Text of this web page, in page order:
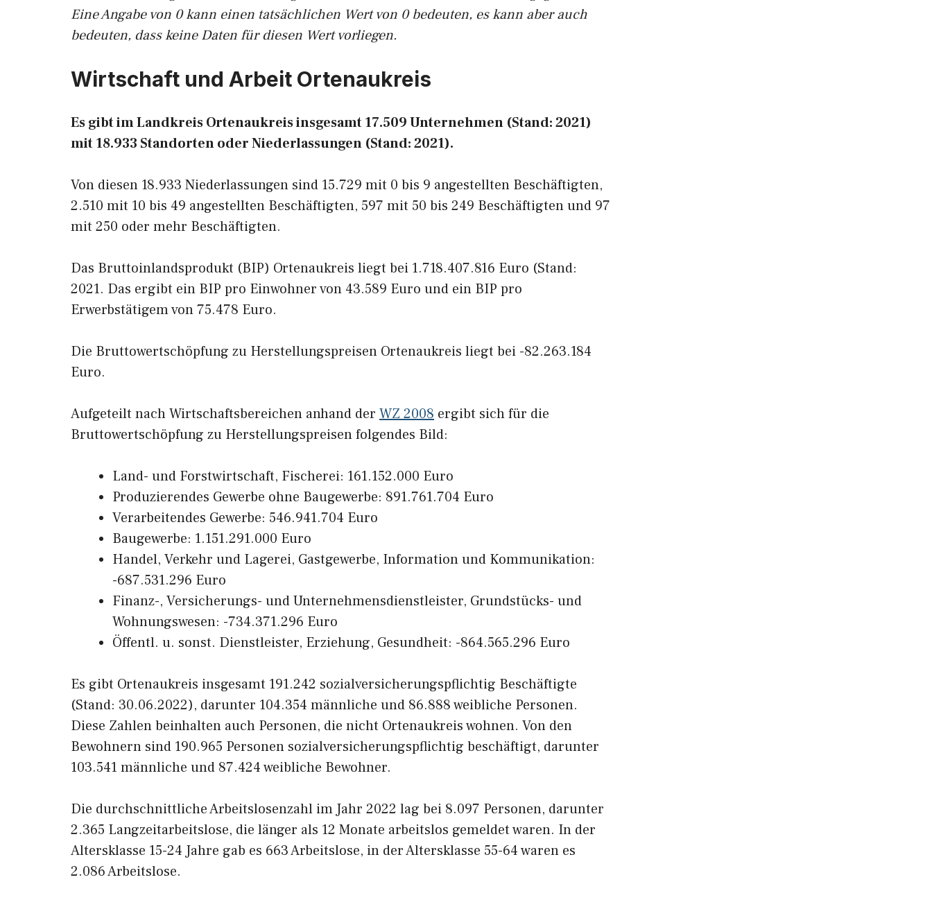
Eine Angabe von 0 kann einen tatsächlichen Wert von 0 bedeuten, es kann aber auch
bedeuten, dass keine Daten für diesen Wert vorliegen.
Wirtschaft und Arbeit Ortenaukreis
Es gibt im Landkreis Ortenaukreis insgesamt 17.509 Unternehmen (Stand: 2021)
mit 18.933 Standorten oder Niederlassungen (Stand: 2021).
Von diesen 18.933 Niederlassungen sind 15.729 mit 0 bis 9 angestellten Beschäftigten,
2.510 mit 10 bis 49 angestellten Beschäftigten, 597 mit 50 bis 249 Beschäftigten und 97
mit 250 oder mehr Beschäftigten.
Das Bruttoinlandsprodukt (BIP) Ortenaukreis liegt bei 1.718.407.816 Euro (Stand:
2021. Das ergibt ein BIP pro Einwohner von 43.589 Euro und ein BIP pro
Erwerbstätigem von 75.478 Euro.
Die Bruttowertschöpfung zu Herstellungspreisen Ortenaukreis liegt bei -82.263.184
Euro.
Aufgeteilt nach Wirtschaftsbereichen anhand der WZ 2008 ergibt sich für die
Bruttowertschöpfung zu Herstellungspreisen folgendes Bild:
Land- und Forstwirtschaft, Fischerei: 161.152.000 Euro
Produzierendes Gewerbe ohne Baugewerbe: 891.761.704 Euro
Verarbeitendes Gewerbe: 546.941.704 Euro
Baugewerbe: 1.151.291.000 Euro
Handel, Verkehr und Lagerei, Gastgewerbe, Information und Kommunikation:
-687.531.296 Euro
Finanz-, Versicherungs- und Unternehmensdienstleister, Grundstücks- und
Wohnungswesen: -734.371.296 Euro
Öffentl. u. sonst. Dienstleister, Erziehung, Gesundheit: -864.565.296 Euro
Es gibt Ortenaukreis insgesamt 191.242 sozialversicherungspflichtig Beschäftigte
(Stand: 30.06.2022), darunter 104.354 männliche und 86.888 weibliche Personen.
Diese Zahlen beinhalten auch Personen, die nicht Ortenaukreis wohnen. Von den
Bewohnern sind 190.965 Personen sozialversicherungspflichtig beschäftigt, darunter
103.541 männliche und 87.424 weibliche Bewohner.
Die durchschnittliche Arbeitslosenzahl im Jahr 2022 lag bei 8.097 Personen, darunter
2.365 Langzeitarbeitslose, die länger als 12 Monate arbeitslos gemeldet waren. In der
Altersklasse 15-24 Jahre gab es 663 Arbeitslose, in der Altersklasse 55-64 waren es
2.086 Arbeitslose.